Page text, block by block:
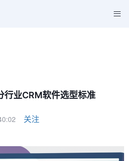
行业CRM软件选型标准
关注